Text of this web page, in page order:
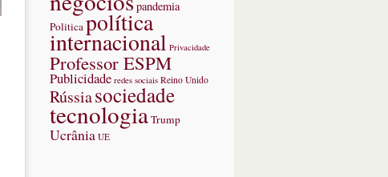
pandemia
Politicapolítica
internacional Privacidade
Professor ESPM
Publicidade redes sociais Reino Unido
Rússiasociedade
tecnologiaTrump
Ucrânia UE